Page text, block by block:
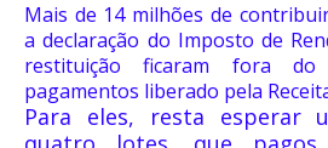
Mais de 14 milhões de
a declaração do Imposto de
restituição ficaram fora
pagamentos liberado pela
Para eles, resta esperar